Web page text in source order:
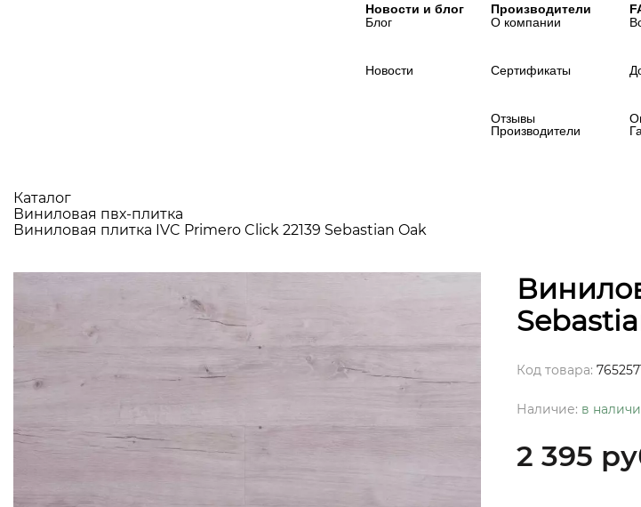
Новости и блог
Блог
Новости
Производители
О компании
Сертификаты
Отзывы
Производители
Каталог
Виниловая пвх-плитка
Виниловая плитка IVC Primero Click 22139 Sebastian Oak
Код товара:
Наличие: в
2 395